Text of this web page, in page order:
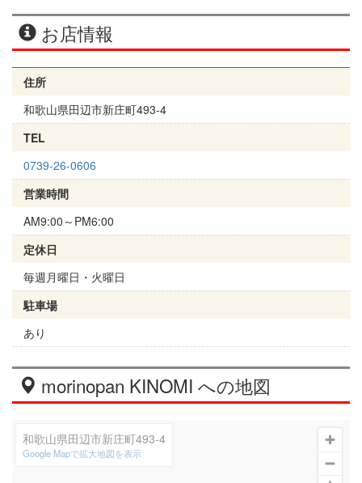
お店情報
住所
和歌山県田辺市新庄町493-4
TEL
0739-26-0606
営業時間
AM9:00～PM6:00
定休日
毎週月曜日・火曜日
駐車場
あり
morinopan KINOMI への地図
和歌山県田辺市新庄町493-4
Google Mapで拡大地図を表示